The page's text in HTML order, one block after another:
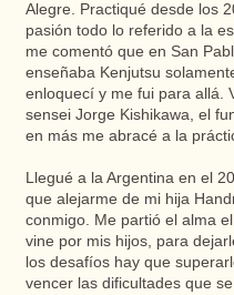
Alegre. Practiqué desde los
pasión todo lo referido a la
me comentó que en San
enseñaba Kenjutsu
enloquecí y me fui para allá.
sensei Jorge Kishikawa, el
en más me abracé a la
Llegué a la Argentina en el
que alejarme de mi hija
conmigo. Me partió el alma
vine por mis hijos, para
los desafíos hay que
vencer las dificultades que